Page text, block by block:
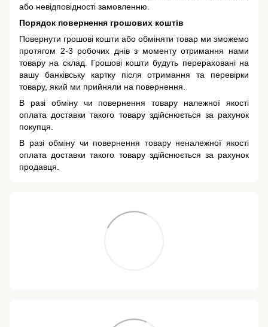
або невідповідності замовленню.
Порядок повернення грошових коштів
Повернути грошові кошти або обміняти товар ми зможемо
протягом 2-3 робочих днів з моменту отримання нами
товару на склад. Грошові кошти будуть перераховані на
вашу банківську картку після отримання та перевірки
товару, який ми прийняли на повернення.
В разі обміну чи повернення товару належної якості
оплата доставки такого товару здійснюється за рахунок
покупця.
В разі обміну чи повернення товару неналежної якості
оплата доставки такого товару здійснюється за рахунок
продавця.